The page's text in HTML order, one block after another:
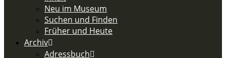
Neu im Museum
Suchen und Finden
Früher und Heute
Archiv
Adressbuch